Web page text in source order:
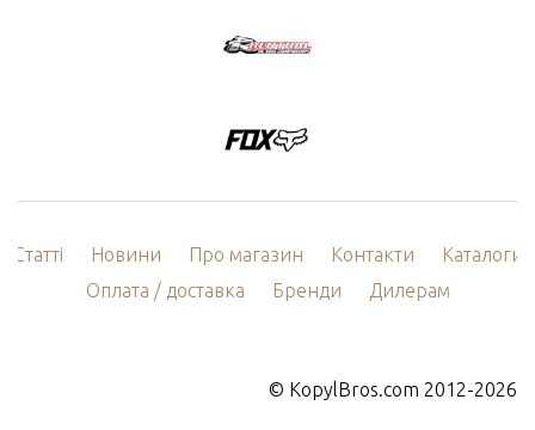
Статті Новини Про магазин Контакти
Каталоги
Оплата / доставка
Бренди Дилерам
© KopylBros.com 2012-2026